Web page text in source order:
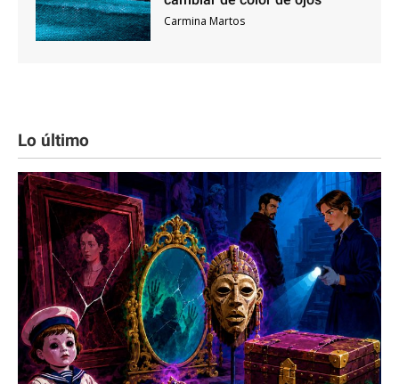
Carmina Martos
Lo último